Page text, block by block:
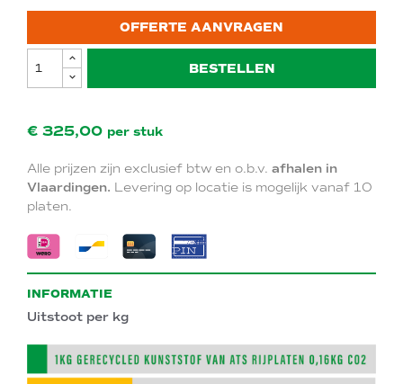
OFFERTE AANVRAGEN
BESTELLEN
€ 325,00 per stuk
Alle prijzen zijn exclusief btw en o.b.v. afhalen in
Vlaardingen. Levering op locatie is mogelijk vanaf 10
platen.
INFORMATIE
Uitstoot per kg